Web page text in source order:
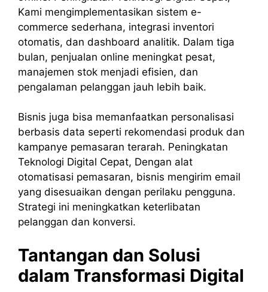
Kami mengimplementasikan sistem e-
commerce sederhana, integrasi inventori
otomatis, dan dashboard analitik. Dalam tiga
bulan, penjualan online meningkat pesat,
manajemen stok menjadi efisien, dan
pengalaman pelanggan jauh lebih baik.
Bisnis juga bisa memanfaatkan personalisasi
berbasis data seperti rekomendasi produk dan
kampanye pemasaran terarah. Peningkatan
Teknologi Digital Cepat, Dengan alat
otomatisasi pemasaran, bisnis mengirim email
yang disesuaikan dengan perilaku pengguna.
Strategi ini meningkatkan keterlibatan
pelanggan dan konversi.
Tantangan dan Solusi
dalam Transformasi Digital